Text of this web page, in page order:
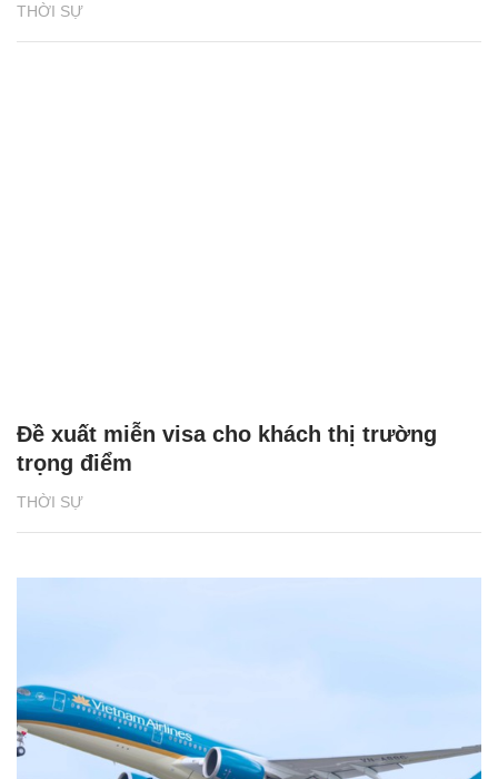
THỜI SỰ
THỜI SỰ
Đề xuất miễn visa cho khách thị trường
trọng điểm